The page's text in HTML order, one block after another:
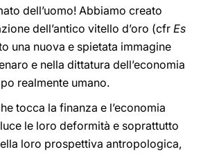
dell’uomo! Abbiamo creato
dell’antico vitello d’oro (cfr Es
una nuova e spietata immagine
e nella dittatura dell’economia
realmente umano.
tocca la finanza e l’economia
le loro deformità e soprattutto
loro prospettiva antropologica,